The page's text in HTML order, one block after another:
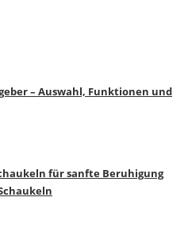
– Auswahl, Funktionen und
für sanfte Beruhigung